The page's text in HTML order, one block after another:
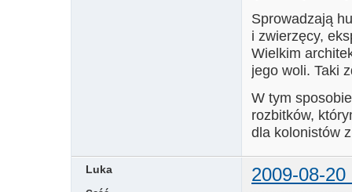
Sprowadzają
i zwierzęcy,
Wielkim
jego woli. Taki
W tym
rozbitków,
dla kolonistów
Luka 2009-08-20